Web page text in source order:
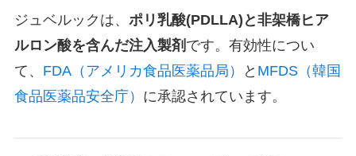
ジュベルックは、 ポリ乳酸(PDLLA)と非架橋ヒア
ルロン酸を含んだ注入製剤 です。有効性につい
て、 FDA（アメリカ食品医薬品局） と MFDS（韓国
食品医薬品安全庁） に承認されています。